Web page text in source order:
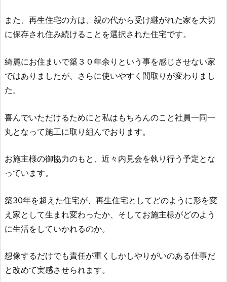
また、再生住宅の方は、親の代から受け継がれた家を大切
に保存され住み続けることを選択された住宅です。
綺麗にお住まいで築３０年余りという事を感じさせない家
ではありましたが、さらに使いやすく間取りが変わりまし
た。
喜んでいただけるためにと私はもちろんのこと社員一同一
丸となって施工に取り組んでおります。
お施主様の御協力のもと、近々内見会を執り行う予定とな
っています。
築30年を超えた住宅が、再生住宅としてどのように形を変
え家として生まれ変わったか、そしてお施主様がどのよう
に生活をしていかれるのか。
想像するだけでも責任が重くしかしやりがいのある仕事だ
と改めて実感させられます。